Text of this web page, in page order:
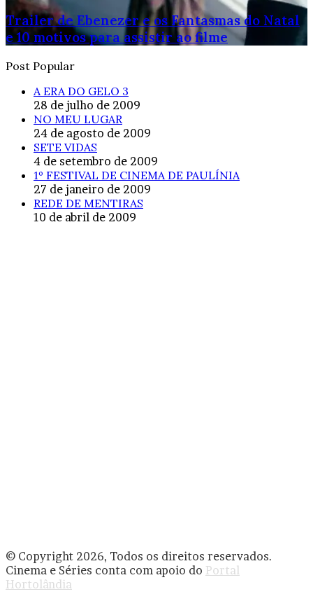
Trailer de Ebenezer e os Fantasmas do Natal
e 10 motivos para assistir ao filme
Post Popular
A ERA DO GELO 3
28 de julho de 2009
NO MEU LUGAR
24 de agosto de 2009
SETE VIDAS
4 de setembro de 2009
1º FESTIVAL DE CINEMA DE PAULÍNIA
27 de janeiro de 2009
REDE DE MENTIRAS
10 de abril de 2009
© Copyright 2026, Todos os direitos reservados.
Cinema e Séries conta com apoio do Portal
Hortolândia